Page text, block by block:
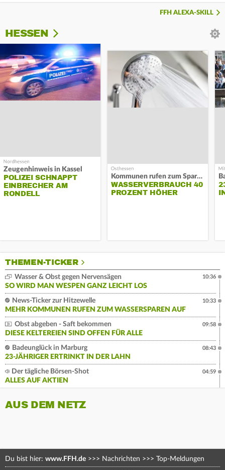
FFH ALEXA-SKILL
HESSEN
Zeugenhinweis in Kassel
POLIZEI SCHNAPPT
EINBRECHER AM
RONDELL
Kommunen rufen zum Sparen auf
WASSERVERBRAUCH 40
PROZENT HÖHER
THEMEN-TICKER
Wasser & Obst gegen Nervensägen
SO WIRD MAN WESPEN GANZ LEICHT LOS
10:36
News-Ticker zur Hitzewelle
MEHR KOMMUNEN RUFEN ZUM WASSERSPAREN AUF
10:33
Obst abgeben - Saft bekommen
DIESE KELTEREIEN SIND OFFEN FÜR ALLE
09:58
Badeunglück in Marburg
23-JÄHRIGER ERTRINKT IN DER LAHN
08:43
Der tägliche Börsen-Shot
ALLES AUF AKTIEN
04:59
AUS DEM NETZ
Du bist hier: www.FFH.de >>> Nachrichten >>> Top-Meldungen